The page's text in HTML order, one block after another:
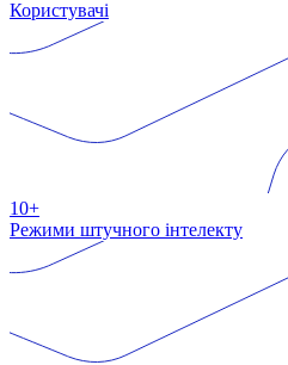
Користувачі
10+
Режими штучного інтелекту